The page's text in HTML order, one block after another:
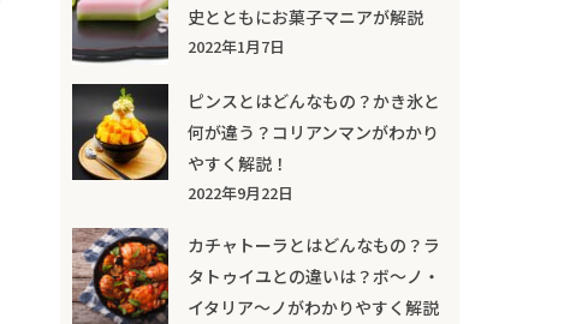
史とともにお菓子マニアが解説
2022年1月7日
ピンスとはどんなもの？かき氷と
何が違う？コリアンマンがわかり
やすく解説！
2022年9月22日
カチャトーラとはどんなもの？ラ
タトゥイユとの違いは？ボ～ノ・
イタリア～ノがわかりやすく解説